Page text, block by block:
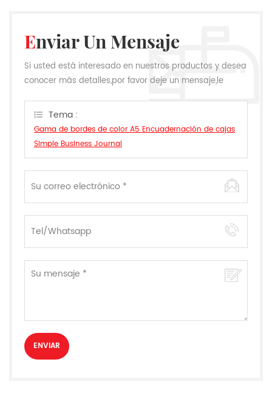
Enviar Un Mensaje
Si usted está interesado en nuestros productos y desea
conocer más detalles,por favor deje un mensaje,le
Tema :
Gama de bordes de color A5 Encuadernación de cajas
Simple Business Journal